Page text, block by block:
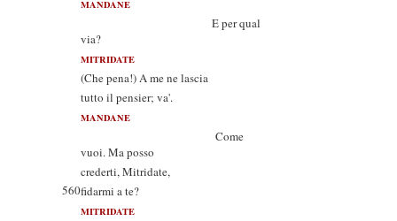
MANDANE
E per qual
via?
MITRIDATE
(Che pena!) A me ne lascia
tutto il pensier; va'.
MANDANE
Come
vuoi. Ma posso
crederti, Mitridate,
560fidarmi a te?
MITRIDATE